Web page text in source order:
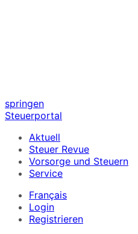
springen
Steuerportal
Aktuell
Steuer Revue
Vorsorge und Steuern
Service
Français
Login
Registrieren